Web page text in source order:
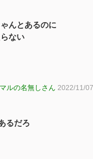
んとあるのに
ない
ルの名無しさん 2022/11/
るだろ